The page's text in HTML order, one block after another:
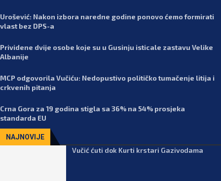
Urošević: Nakon izbora naredne godine ponovo ćemo formirati
vlast bez DPS-a
Prividene dvije osobe koje su u Gusinju isticale zastavu Velike
Albanije
MCP odgovorila Vučiću: Nedopustivo političko tumačenje litija i
crkvenih pitanja
Crna Gora za 19 godina stigla sa 36% na 54% prosjeka
standarda EU
NAJNOVIJE
Vučić ćuti dok Kurti krstari Gazivodama